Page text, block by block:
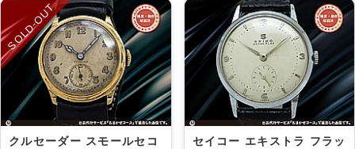
SOLD-OUT
クルセーダー スモールセコ
セイコー エキストラ フラッ